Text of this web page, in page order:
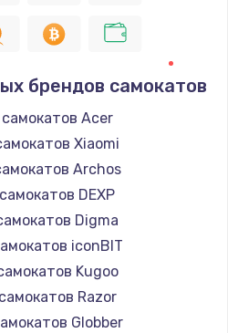
брендов самокатов
Acer
Xiaomi
Archos
DEXP
Digma
iconBIT
Kugoo
Razor
Globber